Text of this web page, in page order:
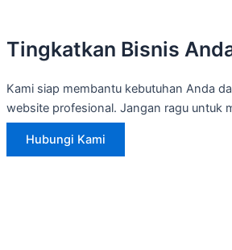
Tingkatkan Bisnis
Kami siap membantu kebutuhan Anda
website profesional. Jangan ragu untuk
Hubungi Kami